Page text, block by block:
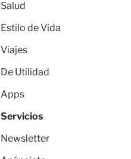
Salud
Estilo de Vida
Viajes
De Utilidad
Apps
Servicios
Newsletter